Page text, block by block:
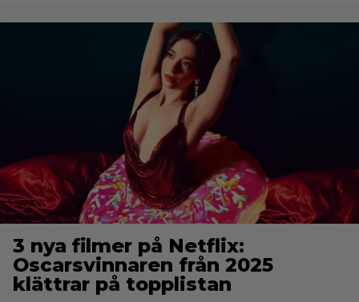
3 nya filmer på Netflix:
Oscarsvinnaren från 2025
klättrar på topplistan